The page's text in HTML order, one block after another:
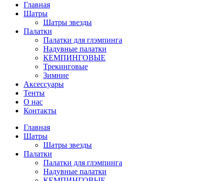
Главная
Шатры
Шатры звезды
Палатки
Палатки для глэмпинга
Надувные палатки
КЕМПИНГОВЫЕ
Трекинговые
Зимние
Аксессуары
Тенты
О нас
Контакты
Главная
Шатры
Шатры звезды
Палатки
Палатки для глэмпинга
Надувные палатки